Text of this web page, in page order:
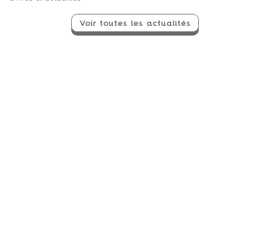
Voir toutes les actualités